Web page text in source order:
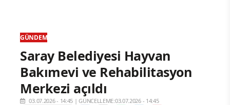
GÜNDEM
Saray Belediyesi Hayvan
Bakımevi ve Rehabilitasyon
Merkezi açıldı
03.07.2026 - 14:45 |GÜNCELLEME:03.07.2026 - 14:45